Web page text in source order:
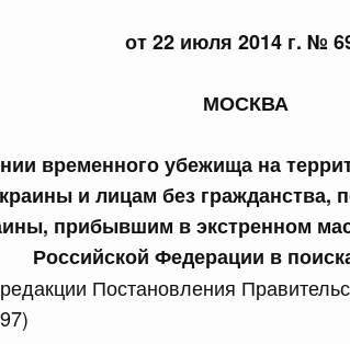
от 22 июля 2014 г. №
МОСКВА
временного убежища на
и лицам без гражданства,
прибывшим в экстренном
Российской Федерации в
Постановления
июля, пятница
Федерации от 24.07.2026 г. № 933